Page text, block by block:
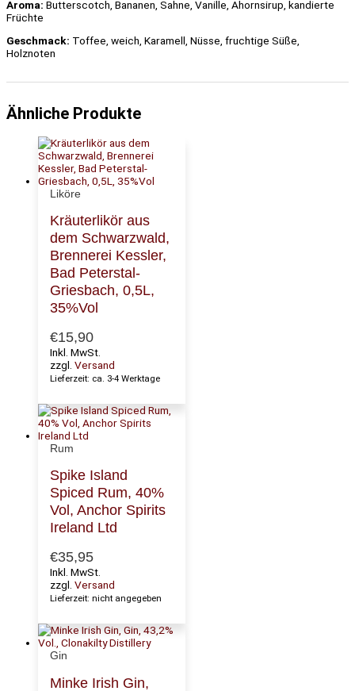
Aroma: Butterscotch, Bananen, Sahne, Vanille, Ahornsirup, kandierte
Früchte
Geschmack: Toffee, weich, Karamell, Nüsse, fruchtige Süße,
Holznoten
Ähnliche Produkte
Liköre
Kräuterlikör aus
dem Schwarzwald,
Brennerei Kessler,
Bad Peterstal-
Griesbach, 0,5L,
35%Vol
€15,90
Inkl. MwSt.
zzgl. Versand
Lieferzeit: ca. 3-4 Werktage
Rum
Spike Island
Spiced Rum, 40%
Vol, Anchor Spirits
Ireland Ltd
€35,95
Inkl. MwSt.
zzgl. Versand
Lieferzeit: nicht angegeben
Gin
Minke Irish Gin,